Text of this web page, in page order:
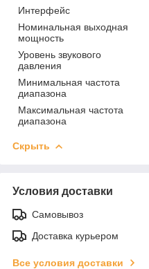
Интерфейс
Номинальная выходная
мощность
Уровень звукового
давления
Минимальная частота
диапазона
Максимальная частота
диапазона
Скрыть
Условия доставки
Самовывоз
Доставка курьером
Все условия доставки